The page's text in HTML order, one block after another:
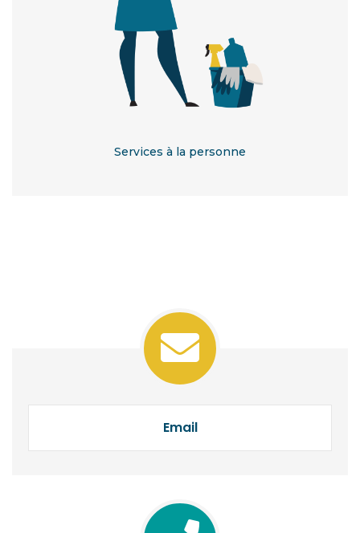
Services à la personne
Email